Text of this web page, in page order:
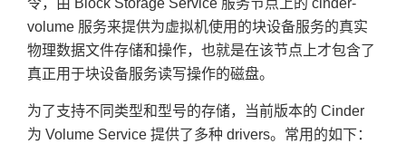
令，由 Block Storage Service 服务节点上的 cinder-
volume 服务来提供为虚拟机使用的块设备服务的真实
物理数据文件存储和操作，也就是在该节点上才包含了
真正用于块设备服务读写操作的磁盘。
为了支持不同类型和型号的存储，当前版本的 Cinder
为 Volume Service 提供了多种 drivers。常用的如下：